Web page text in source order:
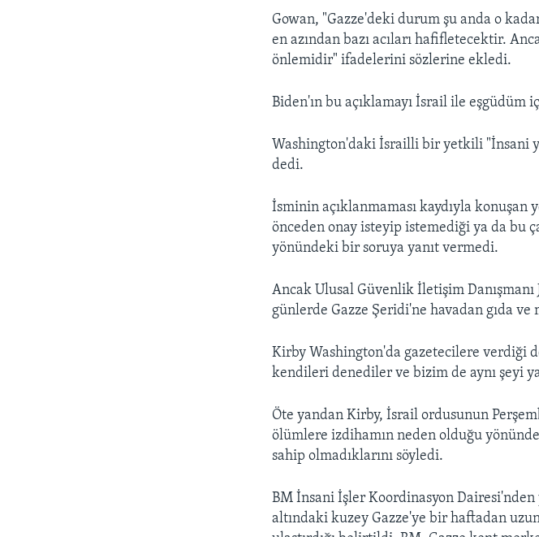
Gowan, "Gazze'deki durum şu anda o
en azından bazı acıları hafifletecektir.
önlemidir" ifadelerini sözlerine ekledi.
Biden'ın bu açıklamayı İsrail ile eşgüdüm
Washington'daki İsrailli bir yetkili "İnsani
dedi.
İsminin açıklanmaması kaydıyla
önceden onay isteyip istemediği ya da bu
yönündeki bir soruya yanıt vermedi.
Ancak Ulusal Güvenlik İletişim
günlerde Gazze Şeridi'ne havadan gıda
Kirby Washington'da gazetecilere verdiği
kendileri denediler ve bizim de aynı şeyi
Öte yandan Kirby, İsrail ordusunun
ölümlere izdihamın neden olduğu
sahip olmadıklarını söyledi.
BM İnsani İşler Koordinasyon
altındaki kuzey Gazze'ye bir haftadan